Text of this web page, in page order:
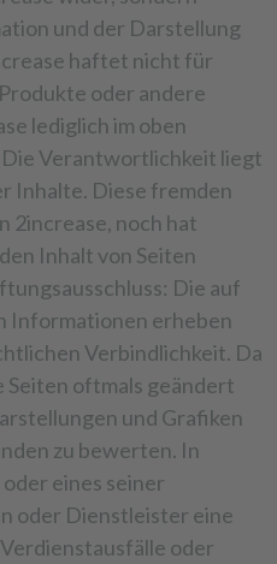
und der Darstellung
haftet nicht für
oder andere
lediglich im oben
Verantwortlichkeit liegt
Inhalte. Diese fremden
2increase, noch hat
Inhalt von Seiten
Die auf
Informationen erheben
Verbindlichkeit. Da
oftmals geändert
und Grafiken
zu bewerten. In
eines seiner
oder Dienstleister eine
oder